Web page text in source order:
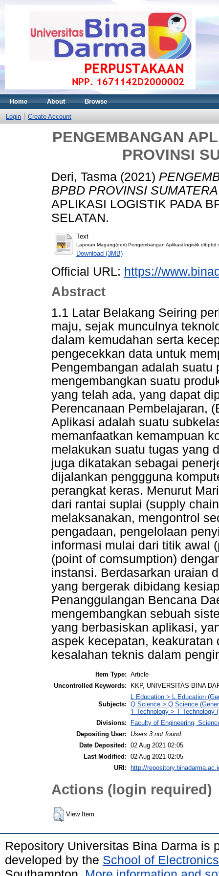
Home About Browse
Login Create Account
PENGEMBANGAN
PROVINSI
Deri, Tasma (2021)
BPBD PROVINSI
APLIKASI LOGISTIK PADA
SELATAN.
Text
Laporan Magang(deri) Pengembangan Aplikasi logistik dibpbd
Download (3MB)
Official URL: https://
Abstract
1.1 Latar Belakang Seiring
maju, sejak munculnya
dalam kemudahan serta
pengecekkan data untuk
Pengembangan adalah
mengembangkan suatu
yang telah ada, yang dapat
Perencanaan Pembelajaran,
Aplikasi adalah suatu
memanfaatkan kemampuan
melakukan suatu tugas yang
juga dikatakan sebagai
dijalankan penggguna
perangkat keras. Menurut
dari rantai suplai (supply
melaksanakan, mengontrol
pengadaan, pengelolaan
informasi mulai dari titik awal
(point of comsumption)
instansi. Berdasarkan uraian
yang bergerak dibidang
Penanggulangan Bencana
mengembangkan sebuah
yang berbasiskan aplikasi,
aspek kecepatan,
kesalahan teknis dalam
Item Type: Article
Uncontrolled Keywords:
KKP, UNIVERSITAS BINA
Subjects:
L Education > L Education
Q Science > Q Science
T Technology > T Technology
Divisions:
Faculty of Engineering,
Depositing User:
Users 3 not found.
Date Deposited: 02 Aug 2021 02:05
Last Modified: 02 Aug 2021 02:05
URI:
http://
Actions (login required)
View Item
Repository Universitas Bina Darma is
developed by the School of